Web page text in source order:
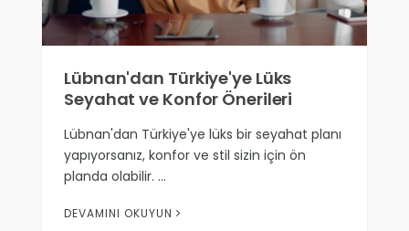
Lübnan'dan Türkiye'ye Lüks
Seyahat ve Konfor Önerileri
Lübnan'dan Türkiye'ye lüks bir seyahat planı
yapıyorsanız, konfor ve stil sizin için ön
planda olabilir. …
DEVAMINI OKUYUN